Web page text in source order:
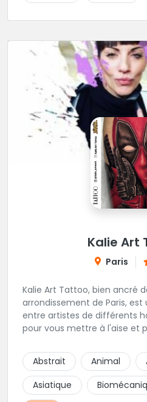
Kalie Art
Paris
Kalie Art Tattoo, bien ancré
arrondissement de Paris,
entre artistes de différents
pour vous mettre à l'aise et
Abstrait
Animal
Asiatique